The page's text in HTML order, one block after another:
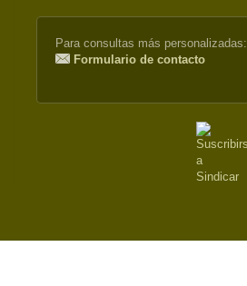
Para consultas más personalizadas:
Formulario de contacto